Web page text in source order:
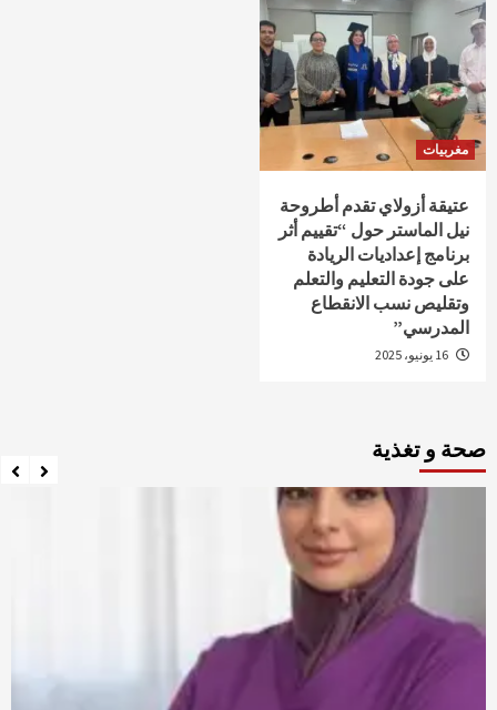
مغربيات
عتيقة أزولاي تقدم أطروحة
نيل الماستر حول “تقييم أثر
برنامج إعداديات الريادة
على جودة التعليم والتعلم
وتقليص نسب الانقطاع
المدرسي”
صحة و تغذية